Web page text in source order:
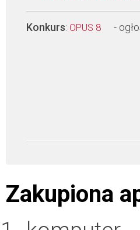
Konkurs: OPUS 8 -
Zakupiona